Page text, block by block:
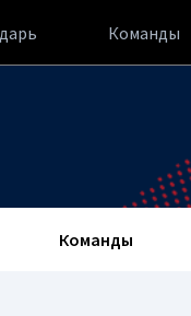
Команды
Команды